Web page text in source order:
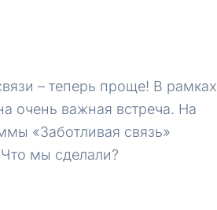
– теперь проще! В рамках
очень важная встреча. На
«Заботливая связь»
мы сделали?